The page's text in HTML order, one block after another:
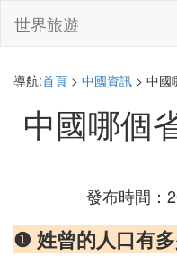
世界旅遊
導航:首頁 > 中國資訊 > 中國
中國哪個
發布時間：
❶ 姓曾的人口有